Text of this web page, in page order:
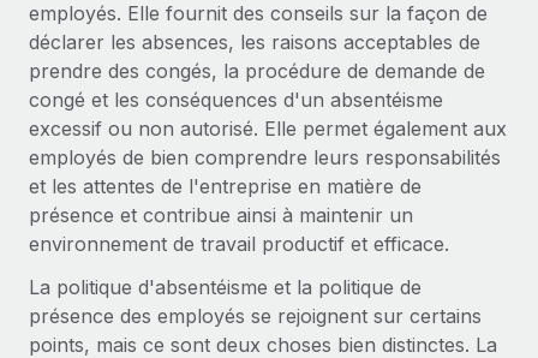
SERVICES
Demandez aux experts
Recevez des conseils d’experts sur les RH à
l’international et la conformité
Contrôles d’antécédents
Simplifiez vos processus de présélection des
candidats
Remote Watchtower
Gardez un temps d’avance sur les risques en
matière de conformité
Explorez avec nous vos opportunités de partenariat
Remote Build
Bientôt disponible
Conseil en intégrations et automatisations assistées par
l’IA
Données sur les salaires et les talents
Centre de ressources
Obtenir de l’aide
Voir toutes les ressources
BLOG
Paie multipays
EOR et PEO
employés. Elle fournit des conseils sur la façon de
déclarer les absences, les raisons acceptables de
prendre des congés, la procédure de demande de
congé et les conséquences d'un absentéisme
excessif ou non autorisé. Elle permet également aux
employés de bien comprendre leurs responsabilités
et les attentes de l'entreprise en matière de
présence et contribue ainsi à maintenir un
environnement de travail productif et efficace.
La politique d'absentéisme et la politique de
présence des employés se rejoignent sur certains
points, mais ce sont deux choses bien distinctes. La